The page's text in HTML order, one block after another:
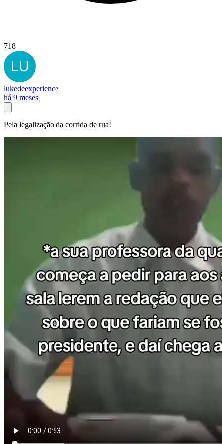
718
lukedeexperience
há 9 meses
Pela legalização da corrida de rua!